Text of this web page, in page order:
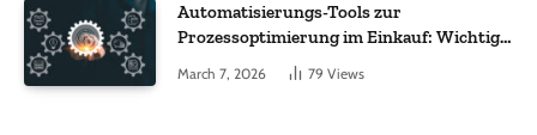
Automatisierungs-Tools zur
Prozessoptimierung im Einkauf: Wichtige
Funktionen, auf die Sie achten sollten
March 7, 2026 79 Views